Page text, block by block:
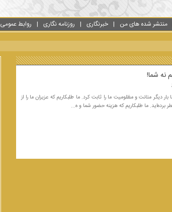
منتشر شده های من خبرنگاری روزنامه نگاری روابط عمومی
نه شما!
دیگر متانت و مظلومیت ما را ثابت کرد. ما طلبکاریم که عزیزان ما را از
برده‌اید. ما طلبکاریم که هزینه حضور شما و ه...